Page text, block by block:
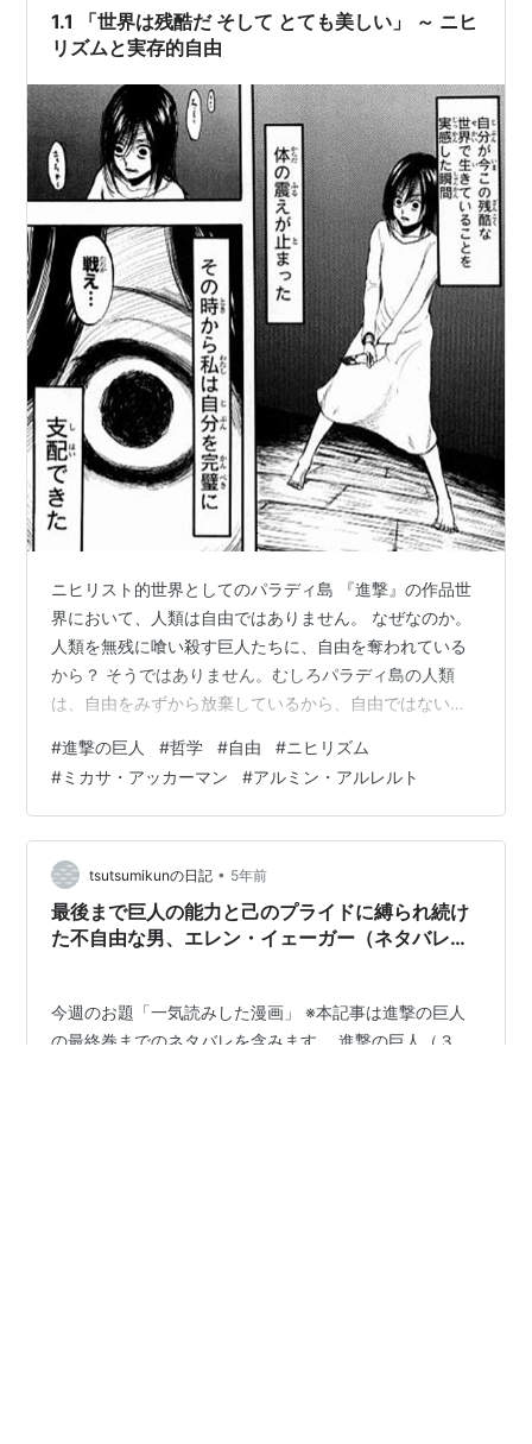
マイナーな哲学者も含めれば、長大なリス…
1.1 「世界は残酷だ そして とても美しい」 ～ ニヒ
リズムと実存的自由
ニヒリスト的世界としてのパラディ島 『進撃』の作品世
界において、人類は自由ではありません。 なぜなのか。
人類を無残に喰い殺す巨人たちに、自由を奪われている
から？ そうではありません。むしろパラディ島の人類
は、自由をみずから放棄しているから、自由ではないの
脅威を忘れ、壁の中の平和に満足しきった存在として描
き出されています。 （パラディ島＝Paradis Islandとい
う後で判明する島名は、このかりそめの平和を表すアイ
ロニーというわけですね。さんざん指摘されていますけ
ど。） 多くの人々は、壁の外に出て巨人と戦う調査兵団
を、ムダな努力をくりかえす…
#進撃の巨人 #哲学 #自由 #ニヒリズム
#ミカサ・アッカーマン #アルミン・アルレルト
tsutsumikunの日記 • 5年前
最後まで巨人の能力と己のプライドに縛られ続け
た不自由な男、エレン・イェーガー（ネタバレあ